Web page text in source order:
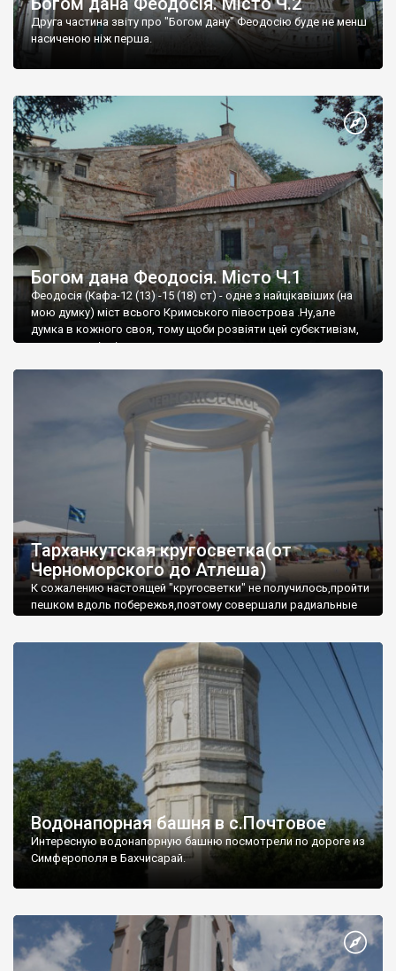
Друга частина звіту про "Богом дану" Феодосію буде не менш
насиченою ніж перша.
Богом дана Феодосія. Місто Ч.1
Феодосія (Кафа-12 (13) -15 (18) ст) - одне з найцікавіших (на
мою думку) міст всього Кримського півострова .Ну,але
думка в кожного своя, тому щоби розвіяти цей субєктивізм,
запрошую відвідати це
Тарханкутская кругосветка(от
Черноморского до Атлеша)
К сожалению настоящей "кругосветки" не получилось,пройти
пешком вдоль побережья,поэтому совершали радиальные
Водонапорная башня в с.Почтовое
Интересную водонапорную башню посмотрели по дороге из
Симферополя в Бахчисарай.